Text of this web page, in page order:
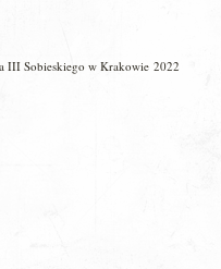
III Sobieskiego w Krakowie 2022